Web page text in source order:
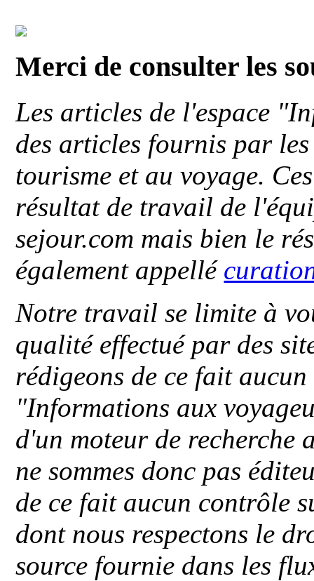
Merci de consulter les
Les articles de l'espace
des articles fournis par
tourisme et au voyage.
résultat de travail de
sejour.com mais bien le
également appellé
Notre travail se limite à
qualité effectué par des
rédigeons de ce fait
"Informations aux
d'un moteur de recherche
ne sommes donc pas
de ce fait aucun contrôle
dont nous respectons le
source fournie dans les